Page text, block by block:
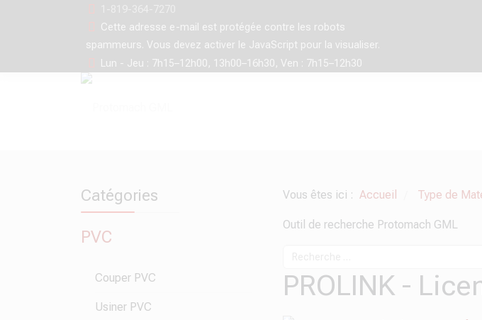
Cette adresse e-mail est protégée contre les robots
spammeurs. Vous devez activer le JavaScript pour la visualiser.
Lun - Jeu : 7h15–12h00, 13h00–16h30, Ven : 7h15–12h30
Catégories
PVC
Couper PVC
Usiner PVC
Vous êtes ici : Accueil Type de
Outil de recherche Protomach GML
PROLINK -